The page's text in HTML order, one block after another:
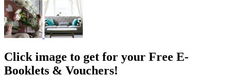
Click image to get for your Free E-
Booklets & Vouchers!